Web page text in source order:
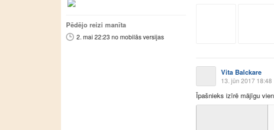
Pēdējo reizi manīta
2. mai 22:23 no mobilās versijas
Vita Balckare
13. jūn 2017 18:48
Īpašnieks izīrē mājīgu